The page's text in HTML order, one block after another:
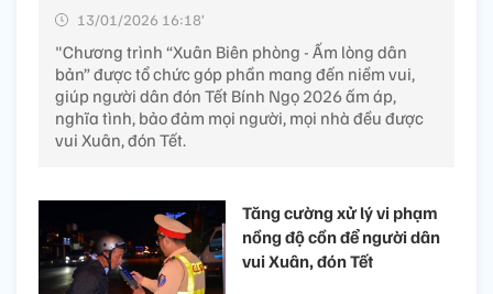
13/01/2026 16:18’
"Chương trình “Xuân Biên phòng - Ấm lòng dân
bản” được tổ chức góp phần mang đến niềm vui,
giúp người dân đón Tết Bính Ngọ 2026 ấm áp,
nghĩa tình, bảo đảm mọi người, mọi nhà đều được
vui Xuân, đón Tết.
Tăng cường xử lý vi phạm
nồng độ cồn để người dân
vui Xuân, đón Tết